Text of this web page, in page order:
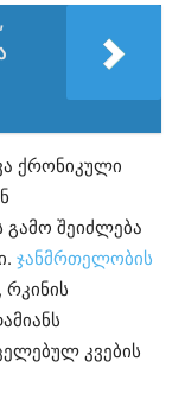
ქრონიკული
შეიძლება
ჯანმრთელობის
რკინის
კვების